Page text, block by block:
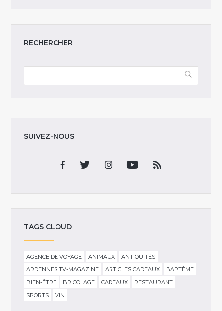
RECHERCHER
SUIVEZ-NOUS
TAGS CLOUD
AGENCE DE VOYAGE ANIMAUX
ANTIQUITÉS
ARDENNES TV-MAGAZINE
ARTICLES CADEAUX
BAPTÊME
BIEN-ÊTRE
BRICOLAGE CADEAUX
RESTAURANT
SPORTS
VIN